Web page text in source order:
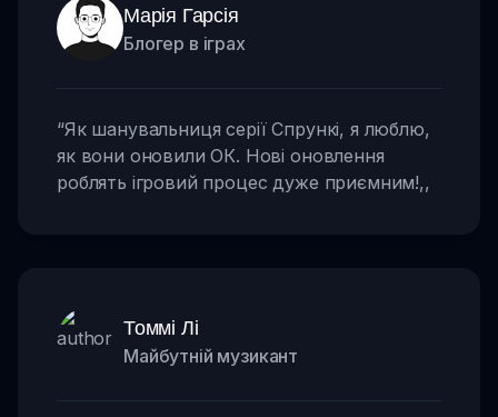
Марія Гарсія
Блогер в іграх
“Як шанувальниця серії Спрункі, я люблю,
як вони оновили ОК. Нові оновлення
роблять ігровий процес дуже приємним!,,
Томмі Лі
Майбутній музикант